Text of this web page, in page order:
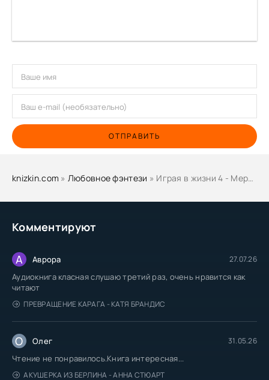
Комментируют
А Аврора 27.07.26
Аудиокнига класная слушаю третий раз, очень нравится как
читают
ПРЕВРАЩЕНИЕ КАРАГА - КАТЯ БРАНДИС
О Олег 31.05.26
Чтение не понравилось.Книга интересная...
АКУШЕРКА ИЗ БЕРЛИНА - АННА СТЮАРТ
ОТПРАВИТЬ
knizkin.com » Любовное фэнтези » Играя в жизни 4 - Мери Ли